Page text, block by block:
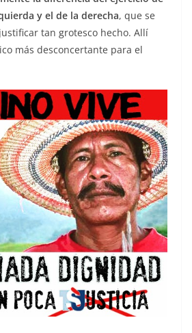
y el de la derecha, que se
tan grotesco hecho. Allí
más desconcertante para el